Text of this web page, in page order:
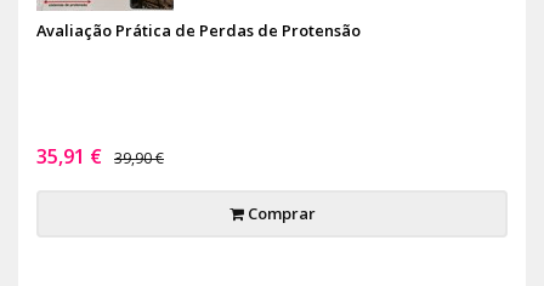
Avaliação Prática de Perdas de Protensão
35,91 € 39,90 €
Comprar